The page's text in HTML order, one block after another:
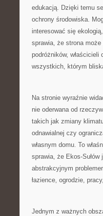
edukacją. Dzięki temu
ochrony środowiska.
interesować się
sprawia, że strona
podróżników,
wszystkich, którym
Na stronie wyraźnie
nie oderwana od
takich jak zmiany
odnawialnej czy
własnym domu. To
sprawia, że Ekos-
abstrakcyjnym
łazience, ogrodzie,
Jednym z ważnych